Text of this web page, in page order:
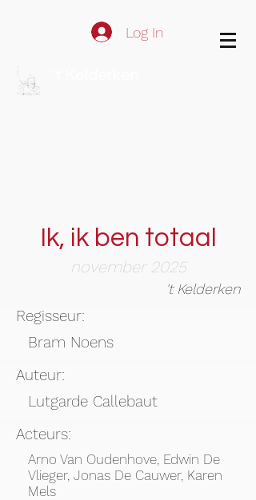
Log In
Ik, ik ben totaal
november 2025
't Kelderken
Regisseur:
Bram Noens
Auteur:
Lutgarde Callebaut
Acteurs:
Arno Van Oudenhove, Edwin De
Vlieger, Jonas De Cauwer, Karen
Mels